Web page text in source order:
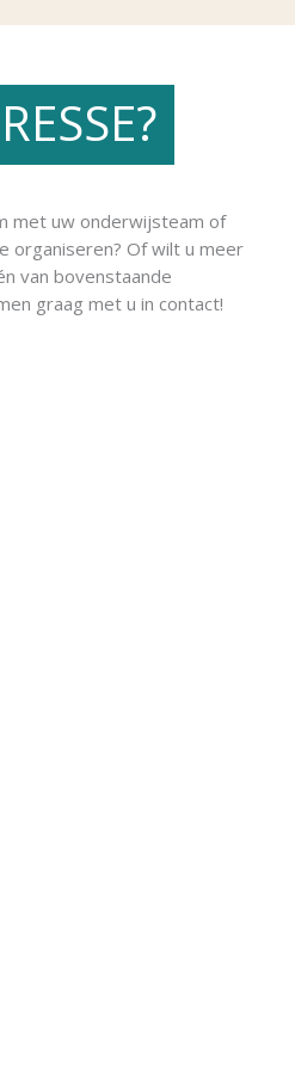
met uw onderwijsteam of
organiseren? Of wilt u meer
van bovenstaande
graag met u in contact!